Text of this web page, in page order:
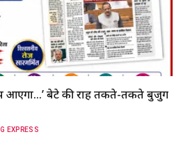
आएगा…’ बेटे की राह तकते-तकते बुजुर्ग
EXPRESS